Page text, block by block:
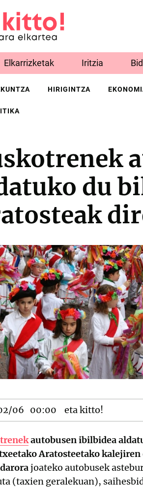
Elkarrizketak Iritzia
HIRIGINTZA
du
06 00:00 eta kitto!
autobusen ibilbidea
Aratosteetako kalejiren
joateko autobusek
(taxien geralekuan),